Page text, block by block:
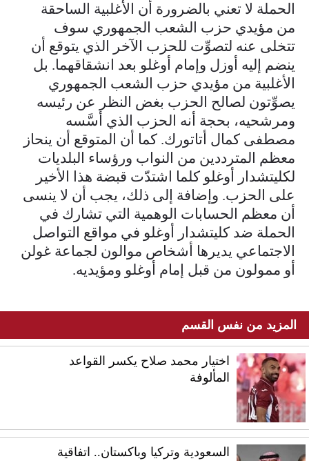
الحملة لا تعني بالضرورة أن الأغلبية الساحقة
من مؤيدي حزب الشعب الجمهوري سوف
تتخلى عنه لتصوِّت للحزب الآخر الذي يتوقع أن
ينضم إليه أوزل وإمام أوغلو بعد انشقاقهما. بل
الأغلبية من مؤيدي حزب الشعب الجمهوري
يصوِّتون لصالح الحزب بغض النظر عن رئيسه
ومرشحيه، بحجة أنه الحزب الذي أسَّسه
مصطفى كمال أتاتورك. كما أن المتوقع أن ينحاز
معظم المترددين من النواب ورؤساء البلديات
لكليتشدار أوغلو كلما اشتدّت قبضة هذا الأخير
على الحزب. وإضافة إلى ذلك، يجب أن لا ينسى
أن معظم الحسابات الوهمية التي تشارك في
الحملة ضد كليتشدار أوغلو في مواقع التواصل
الاجتماعي يديرها أشخاص موالون لجماعة غولن
أو ممولون من قبل إمام أوغلو ومؤيديه.
المزيد من نفس القسم
اختيار محمد صلاح يكسر القواعد
المألوفة
السعودية وتركيا وباكستان.. اتفاقية